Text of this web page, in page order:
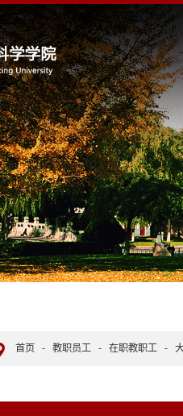
首页 - 教职员工 - 在职教职工 -